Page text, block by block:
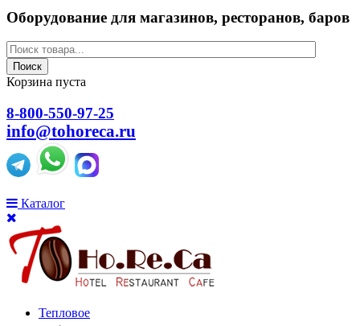
Оборудование для магазинов, ресторанов, баров
Поиск
Корзина пуста
8-800-550-97-25
info@tohoreca.ru
Каталог
Тепловое